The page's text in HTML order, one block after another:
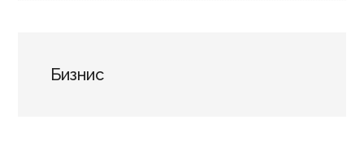
Бизнис